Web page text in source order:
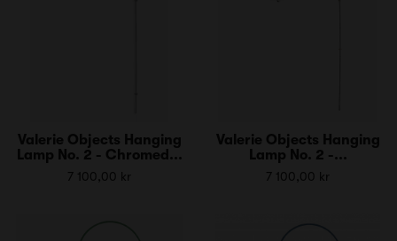
Valerie Objects Hanging
Lamp No. 2 - Chromed...
7 100,00 kr
Valerie Objects Hanging
Lamp No. 2 -...
7 100,00 kr